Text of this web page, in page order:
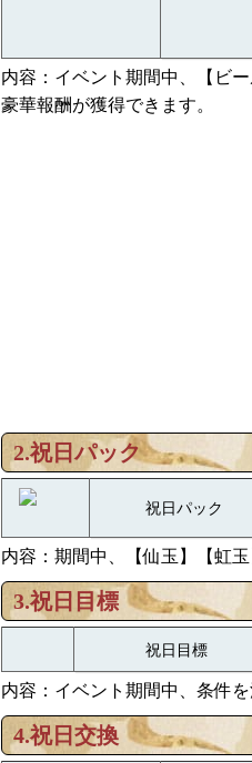
内容：イベント期間中、【ビ
豪華報酬が獲得できます。
2.祝日パック
祝日パック
内容：期間中、【仙玉】【虹
3.祝日目標
祝日目標
内容：イベント期間中、条件
4.祝日交換